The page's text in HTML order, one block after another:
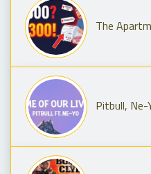
The Apartment Fee
Pitbull, Ne-Yo